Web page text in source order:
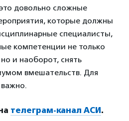
довольно сложные
которые должны
специалисты,
компетенции не только
и наоборот, снять
вмешательств. Для
важно.
телеграм-канал АСИ.